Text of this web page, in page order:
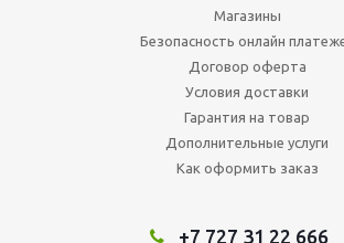
Магазины
Безопасность онлайн
Договор оферта
Условия доставки
Гарантия на товар
Дополнительные услуги
Как оформить заказ
+7 727 31 22 666